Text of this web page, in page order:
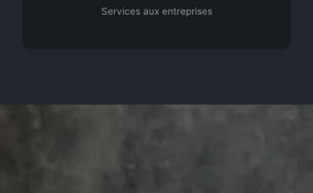
Services aux entreprises